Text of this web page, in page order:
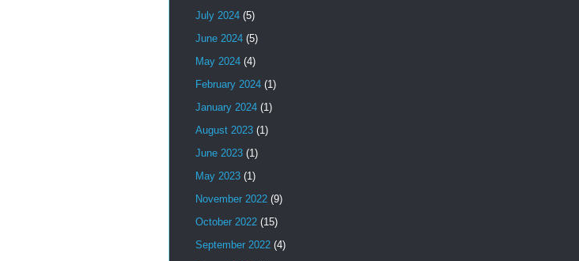
July 2024 (5)
June 2024 (5)
May 2024 (4)
February 2024 (1)
January 2024 (1)
August 2023 (1)
June 2023 (1)
May 2023 (1)
November 2022 (9)
October 2022 (15)
September 2022 (4)